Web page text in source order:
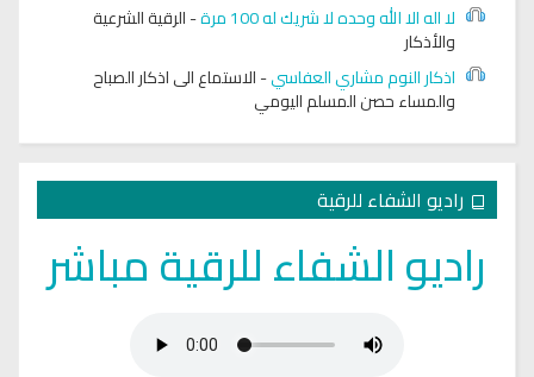
لا اله الا الله وحده لا شريك له 100 مرة
-الرقية الشرعية
والأذكار
اذكار النوم مشاري العفاسي-الاستماع الى اذكار الصباح
والمساء حصن المسلم اليومي
راديو الشفاء للرقية
راديو الشفاء للرقية مباشر